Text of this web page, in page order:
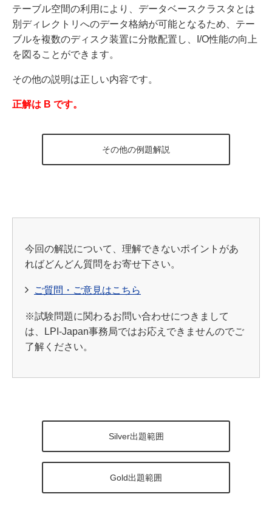
テーブル空間の利用により、データベースクラスタとは
別ディレクトリへのデータ格納が可能となるため、テー
ブルを複数のディスク装置に分散配置し、I/O性能の向上
を図ることができます。
その他の説明は正しい内容です。
正解は B です。
その他の例題解説
今回の解説について、理解できないポイントがあ
ればどんどん質問をお寄せ下さい。
ご質問・ご意見はこちら
※試験問題に関わるお問い合わせにつきまして
は、LPI-Japan事務局ではお応えできませんのでご
了解ください。
Silver出題範囲
Gold出題範囲